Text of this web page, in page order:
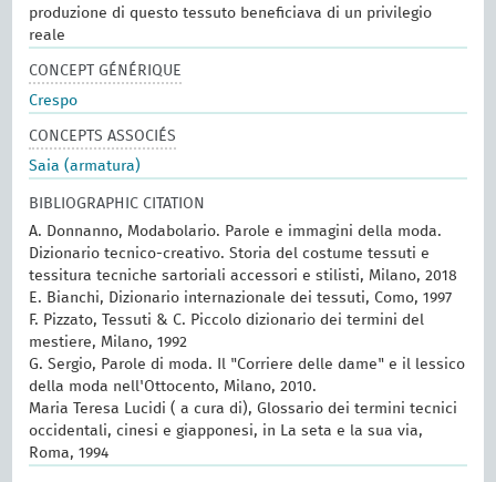
produzione di questo tessuto beneficiava di un privilegio
reale
CONCEPT GÉNÉRIQUE
Crespo
CONCEPTS ASSOCIÉS
Saia (armatura)
BIBLIOGRAPHIC CITATION
A. Donnanno, Modabolario. Parole e immagini della moda.
Dizionario tecnico-creativo. Storia del costume tessuti e
tessitura tecniche sartoriali accessori e stilisti, Milano, 2018
E. Bianchi, Dizionario internazionale dei tessuti, Como, 1997
F. Pizzato, Tessuti & C. Piccolo dizionario dei termini del
mestiere, Milano, 1992
G. Sergio, Parole di moda. Il "Corriere delle dame" e il lessico
della moda nell'Ottocento, Milano, 2010.
Maria Teresa Lucidi ( a cura di), Glossario dei termini tecnici
occidentali, cinesi e giapponesi, in La seta e la sua via,
Roma, 1994